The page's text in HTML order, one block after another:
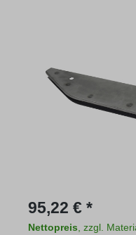
Regulärer Preis:
95,22 € *
Nettopreis , zzgl.